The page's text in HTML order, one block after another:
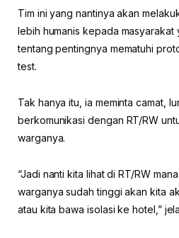
Tim ini yang nantinya akan
lebih humanis kepada masyarakat
tentang pentingnya mematuhi
test.
Tak hanya itu, ia meminta camat,
berkomunikasi dengan RT/RW
warganya.
“Jadi nanti kita lihat di RT/RW
warganya sudah tinggi akan kita
atau kita bawa isolasi ke hotel,”